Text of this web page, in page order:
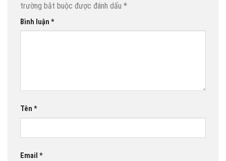
trường bắt buộc được đánh dấu *
Bình luận *
Tên *
Email *